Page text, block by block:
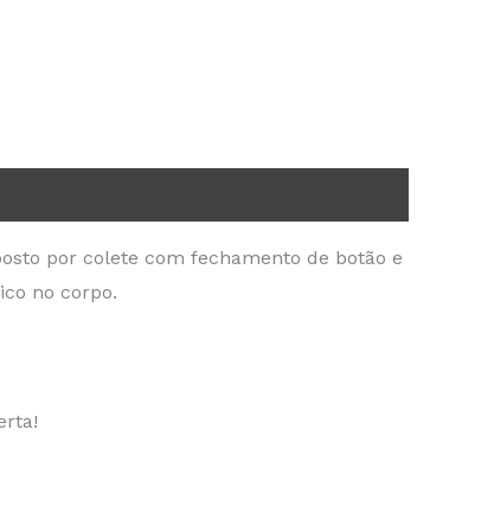
por colete com fechamento de botão e
no corpo.